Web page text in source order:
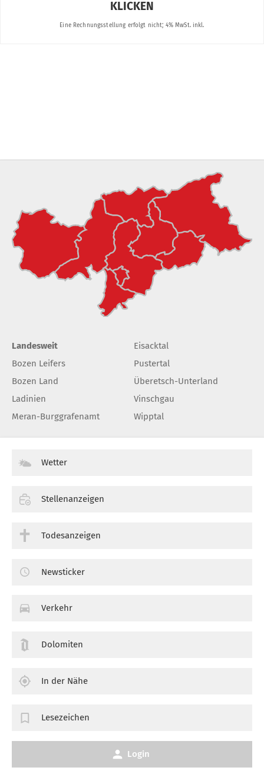
Landesweit
Bozen Leifers
Bozen Land
Ladinien
Meran-Burggrafenamt
Eisacktal
Pustertal
Überetsch-Unterland
Vinschgau
Wipptal
Wetter
Stellenanzeigen
Todesanzeigen
Newsticker
Verkehr
Dolomiten
In der Nähe
Lesezeichen
Login